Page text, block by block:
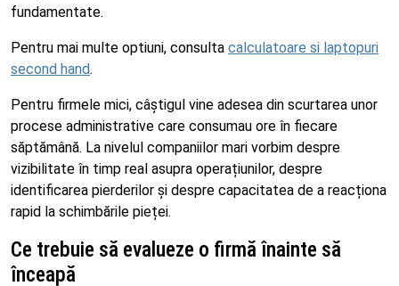
fundamentate.
Pentru mai multe optiuni, consulta calculatoare si laptopuri
second hand.
Pentru firmele mici, câștigul vine adesea din scurtarea unor
procese administrative care consumau ore în fiecare
săptămână. La nivelul companiilor mari vorbim despre
vizibilitate în timp real asupra operațiunilor, despre
identificarea pierderilor și despre capacitatea de a reacționa
rapid la schimbările pieței.
Ce trebuie să evalueze o firmă înainte să
înceapă